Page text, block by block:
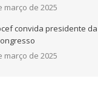
março de 2025
convida presidente da
março de 2025